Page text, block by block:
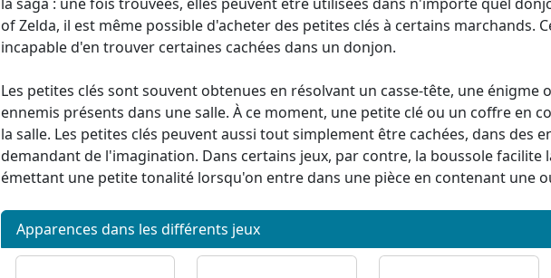
of Zelda, il est même possible d'acheter des petites clés à certains marchands.
incapable d'en trouver certaines cachées dans un donjon.
Les petites clés sont souvent obtenues en résolvant un casse-tête, une énigme
ennemis présents dans une salle. À ce moment, une petite clé ou un coffre en
la salle. Les petites clés peuvent aussi tout simplement être cachées, dans des
demandant de l'imagination. Dans certains jeux, par contre, la boussole facilite
émettant une petite tonalité lorsqu'on entre dans une pièce en contenant une
Apparences dans les différents jeux